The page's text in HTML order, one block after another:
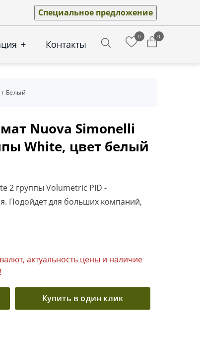
Специальное предложение
+ Контакты
0 0
Белый
Nuova Simonelli
White, цвет белый
2 группы Volumetric PID -
Подойдет для больших компаний,
актуальность цены и наличие
Купить в один клик